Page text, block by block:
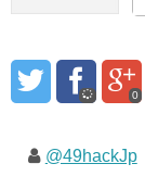
0
@49hackJp